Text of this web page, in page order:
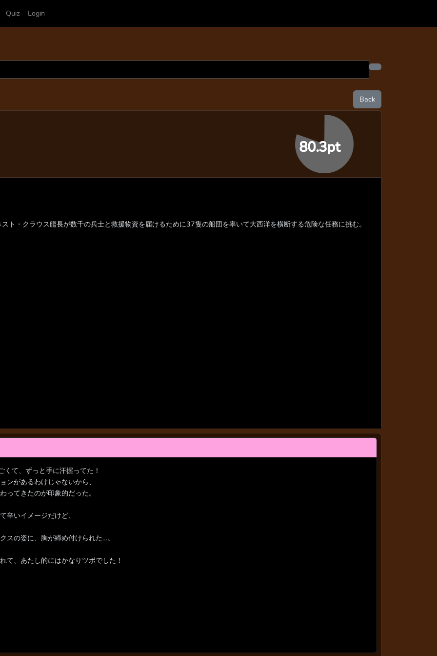
Quiz Login
Back
80.3pt
ト・クラウス艦長が数千の兵士と救援物資を届けるために37隻の船団を率いて大西洋を横断する危険な任務に挑む。
て、ずっと手に汗握ってた！
ンがあるわけじゃないから、
ってきたのが印象的だった。
辛いイメージだけど、
スの姿に、胸が締め付けられた…。
て、あたし的にはかなりツボでした！